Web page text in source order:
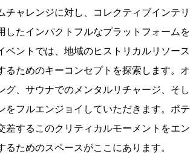
ャレンジに対し、コレクティブインテリ
したインパクトフルなプラットフォームを
ントでは、地域のヒストリカルリソース
るためのキーコンセプトを探索します。オ
、サウナでのメンタルリチャージ、そし
フルエンジョイしていただきます。ポテ
差するこのクリティカルモーメントをエン
ためのスペースがここにあります。